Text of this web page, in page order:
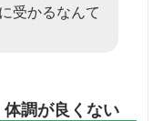
受かるなんて
調が良くない